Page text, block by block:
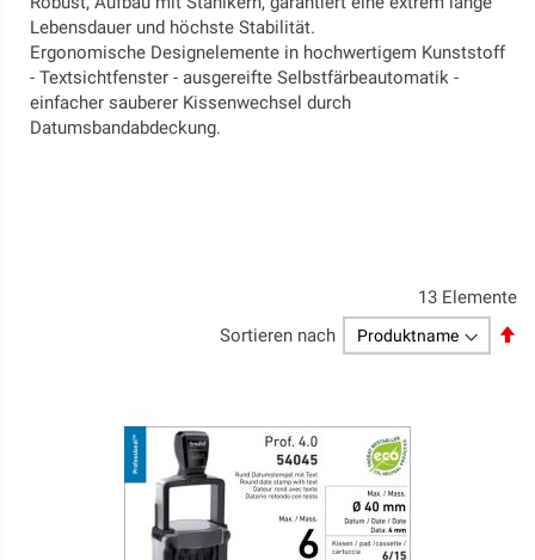
Lebensdauer und höchste Stabilität.
Ergonomische Designelemente in hochwertigem Kunststoff
- Textsichtfenster - ausgereifte Selbstfärbeautomatik -
einfacher sauberer Kissenwechsel durch
Datumsbandabdeckung.
13 Elemente
Sortieren nach